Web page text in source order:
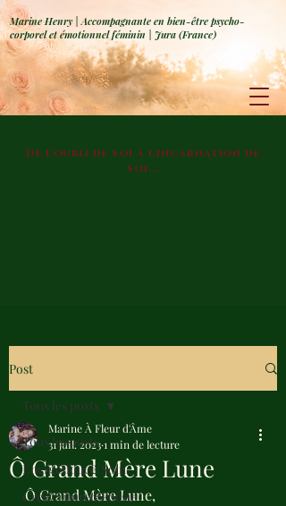
Marine Henry | Accompagnante en bien-être psycho-
corporel et émotionnel féminin | Jura (France)
De l'oubli de soi à l'incarnation de
soi...
Post
Tous les posts
Énergétique&Soin
CréaCriture&Poésie
Tous les posts
Ô Grand Mère Lune
Marine À Fleur d'Âme
31 juil. 20231 min de lecture
Ô Grand Mère Lune,